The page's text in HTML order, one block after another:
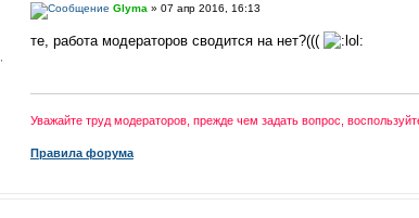
Glyma» 07 апр 2016, 16:13
те, работа модераторов сводится на нет?(((
Уважайте труд модераторов, прежде чем задать вопрос,
Правила форума